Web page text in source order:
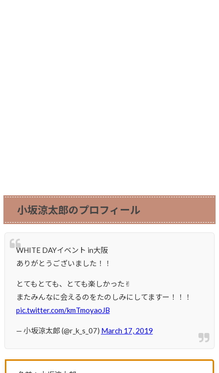
小坂涼太郎のプロフィール
WHITE DAYイベント in大阪
ありがとうございました！！
とてもとても、とても楽しかった✌︎
またみんなに会えるのをたのしみにしてますー！！！
pic.twitter.com/kmTmoyaoJB
— 小坂涼太郎 (@r_k_s_07) March 17, 2019